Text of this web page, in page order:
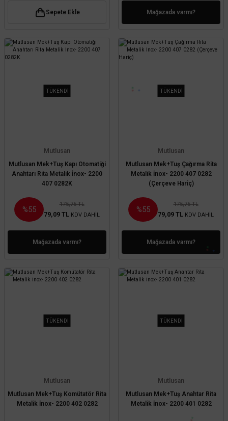
Sepete Ekle Mağazada varmı?
TÜKENDİ
Mutlusan
Mutlusan Mek+Tuş Kapı Otomatiği
Anahtarı Rita Metalik İnox- 2200
407 0282K
%55
175,75 TL
79,09 TL KDV DAHİL
Mağazada varmı?
TÜKENDİ
Mutlusan
Mutlusan Mek+Tuş Çağırma Rita
Metalik İnox- 2200 407 0282
(Çerçeve Hariç)
%55
175,75 TL
79,09 TL KDV DAHİL
Mağazada varmı?
TÜKENDİ
Mutlusan
Mutlusan Mek+Tuş Komütatör Rita
Metalik İnox- 2200 402 0282
TÜKENDİ
Mutlusan
Mutlusan Mek+Tuş Anahtar Rita
Metalik İnox- 2200 401 0282